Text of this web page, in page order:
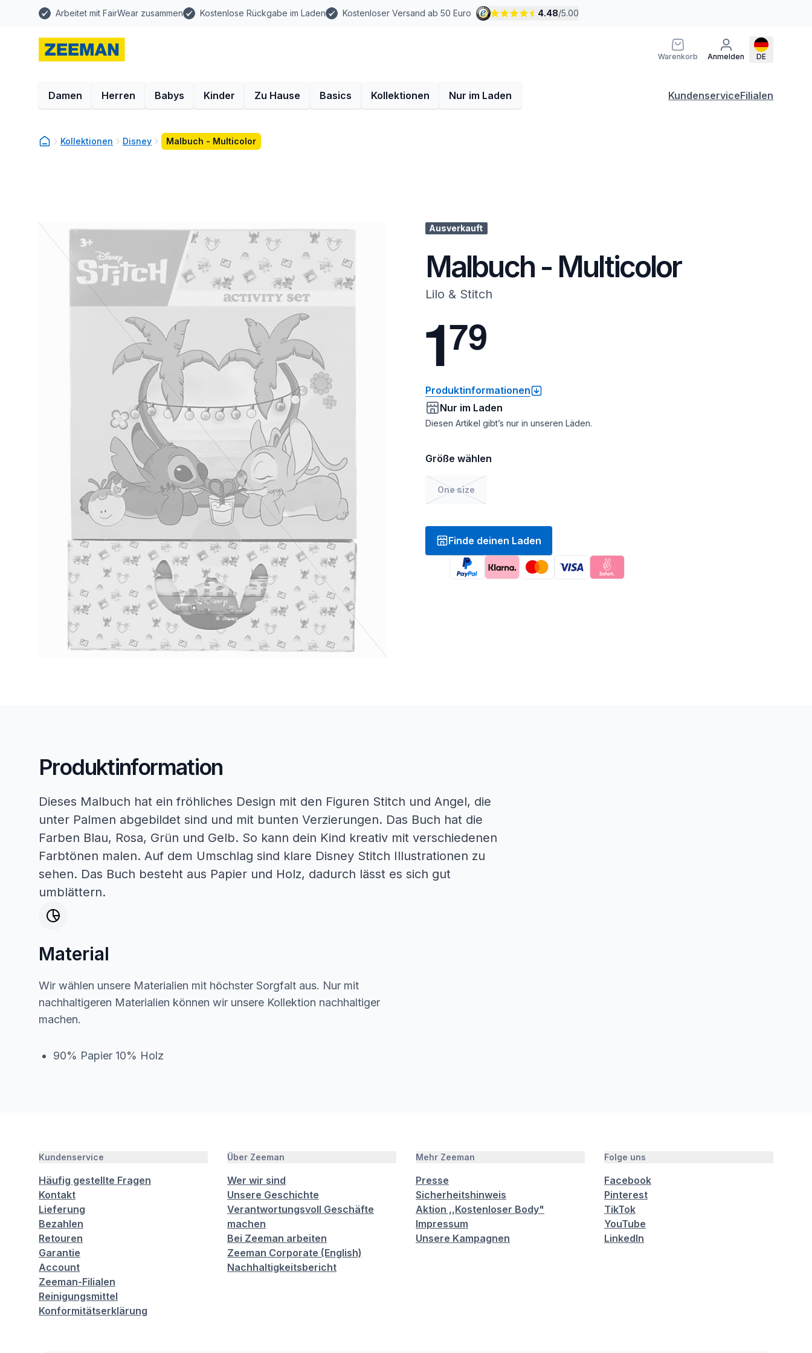
Arbeitet mit FairWear zusammen Kostenlose Rückgabe im Laden Kostenloser Versand ab 50 Euro 4.48/5.00
Warenkorb Anmelden DE
Damen Herren Babys Kinder Zu Hause Basics Kollektionen Nur im Laden KundenserviceFilialen
Kollektionen Disney Malbuch - Multicolor
Ausverkauft
Malbuch - Multicolor
Lilo & Stitch
179
Produktinformationen
Nur im Laden
Diesen Artikel gibt’s nur in unseren Läden.
Größe wählen
One size
Finde deinen Laden
Produktinformation
Dieses Malbuch hat ein fröhliches Design mit den Figuren Stitch und Angel, die
unter Palmen abgebildet sind und mit bunten Verzierungen. Das Buch hat die
Farben Blau, Rosa, Grün und Gelb. So kann dein Kind kreativ mit verschiedenen
Farbtönen malen. Auf dem Umschlag sind klare Disney Stitch Illustrationen zu
sehen. Das Buch besteht aus Papier und Holz, dadurch lässt es sich gut
umblättern.
Material
Wir wählen unsere Materialien mit höchster Sorgfalt aus. Nur mit
nachhaltigeren Materialien können wir unsere Kollektion nachhaltiger
machen.
90% Papier 10% Holz
Kundenservice
Häufig gestellte Fragen
Kontakt
Lieferung
Bezahlen
Retouren
Garantie
Account
Zeeman-Filialen
Reinigungsmittel
Konformitätserklärung
Über Zeeman
Wer wir sind
Unsere Geschichte
Verantwortungsvoll Geschäfte
machen
Bei Zeeman arbeiten
Zeeman Corporate (English)
Nachhaltigkeitsbericht
Mehr Zeeman
Presse
Sicherheitshinweis
Aktion ,,Kostenloser Body"
Impressum
Unsere Kampagnen
Folge uns
Facebook
Pinterest
TikTok
YouTube
LinkedIn